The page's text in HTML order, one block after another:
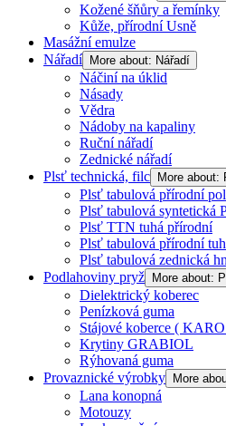
Kožené šňůry a řemínky
Kůže, přírodní Usně
Masážní emulze
Nářadí
More about: Nářadí
Náčiní na úklid
Násady
Vědra
Nádoby na kapaliny
Ruční nářadí
Zednické nářadí
Plsť technická, filc
More
Plsť tabulová přírodní
Plsť tabulová syntetická
Plsť TTN tuhá přírodní
Plsť tabulová přírodní
Plsť tabulová zednická
Podlahoviny pryž
More about:
Dielektrický koberec
Penízková guma
Stájové koberce (
Krytiny GRABIOL
Rýhovaná guma
Provaznické výrobky
More
Lana konopná
Motouzy